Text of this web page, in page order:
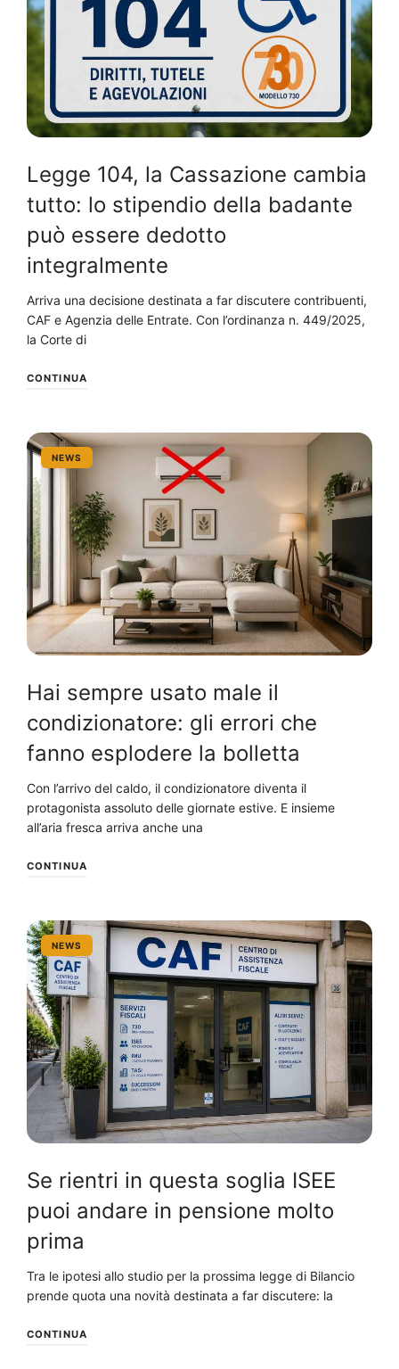
Legge 104, la Cassazione cambia
tutto: lo stipendio della badante
può essere dedotto
integralmente
Arriva una decisione destinata a far discutere contribuenti,
CAF e Agenzia delle Entrate. Con l’ordinanza n. 449/2025,
la Corte di
CONTINUA
NEWS
Hai sempre usato male il
condizionatore: gli errori che
fanno esplodere la bolletta
Con l’arrivo del caldo, il condizionatore diventa il
protagonista assoluto delle giornate estive. E insieme
all’aria fresca arriva anche una
CONTINUA
NEWS
Se rientri in questa soglia ISEE
puoi andare in pensione molto
prima
Tra le ipotesi allo studio per la prossima legge di Bilancio
prende quota una novità destinata a far discutere: la
CONTINUA